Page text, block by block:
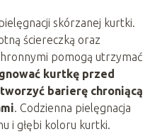
skórzanej kurtki.
ściereczką oraz
pomogą utrzymać
kurtkę przed
barierę chroniącą
. Codzienna pielęgnacja
i głębi koloru kurtki.